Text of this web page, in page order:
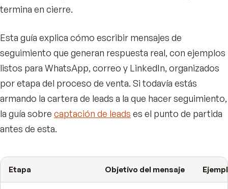
termina en cierre.
Esta guía explica cómo escribir mensajes de
seguimiento que generan respuesta real, con ejemplos
listos para WhatsApp, correo y LinkedIn, organizados
por etapa del proceso de venta. Si todavía estás
armando la cartera de leads a la que hacer seguimiento,
la guía sobre captación de leads es el punto de partida
antes de esta.
Etapa Objetivo del mensaje